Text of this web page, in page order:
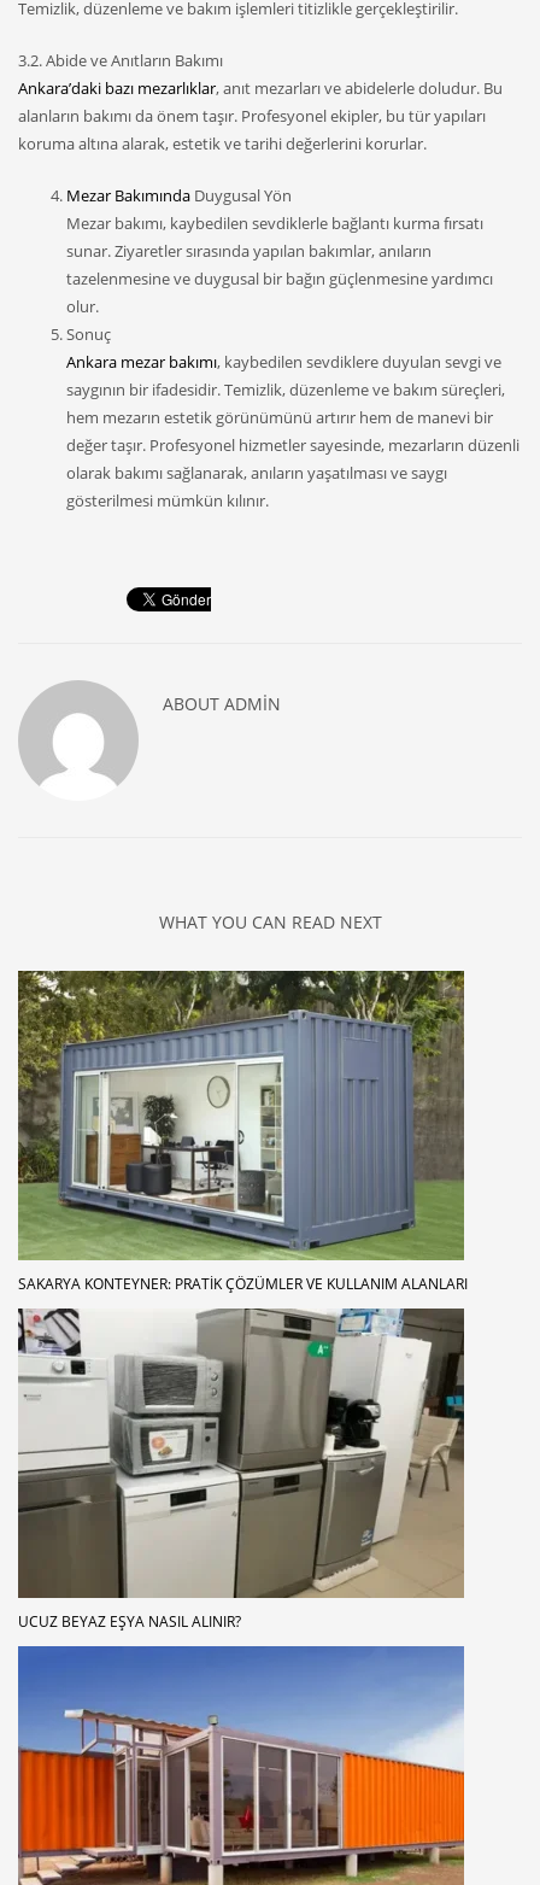
Temizlik, düzenleme ve bakım işlemleri titizlikle gerçekleştirilir.
3.2. Abide ve Anıtların Bakımı
Ankara’daki bazı mezarlıklar, anıt mezarları ve abidelerle doludur. Bu
alanların bakımı da önem taşır. Profesyonel ekipler, bu tür yapıları
koruma altına alarak, estetik ve tarihi değerlerini korurlar.
Mezar Bakımında Duygusal Yön
Mezar bakımı, kaybedilen sevdiklerle bağlantı kurma fırsatı
sunar. Ziyaretler sırasında yapılan bakımlar, anıların
tazelenmesine ve duygusal bir bağın güçlenmesine yardımcı
olur.
Sonuç
Ankara mezar bakımı, kaybedilen sevdiklere duyulan sevgi ve
saygının bir ifadesidir. Temizlik, düzenleme ve bakım süreçleri,
hem mezarın estetik görünümünü artırır hem de manevi bir
değer taşır. Profesyonel hizmetler sayesinde, mezarların düzenli
olarak bakımı sağlanarak, anıların yaşatılması ve saygı
gösterilmesi mümkün kılınır.
ABOUT ADMIN
WHAT YOU CAN READ NEXT
SAKARYA KONTEYNER: PRATIK ÇÖZÜMLER VE KULLANIM ALANLARI
UCUZ BEYAZ EŞYA NASIL ALINIR?